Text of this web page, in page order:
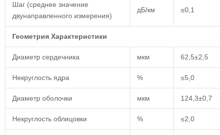
Шаг (среднее значение
двунаправленного измерения)
дБ/км ≤0,1
Геометрия Характеристики
Диаметр сердечника мкм 62,5±2,5
Некруглость ядра % ≤5,0
Диаметр оболочки мкм 124,3±0,7
Некруглость облицовки % ≤2,0